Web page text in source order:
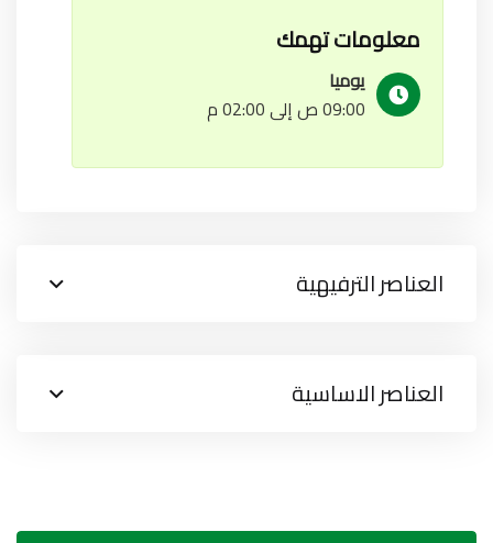
معلومات تهمك
يوميا
09:00 ص إلى 02:00 م
العناصر الترفيهية
العناصر الاساسية